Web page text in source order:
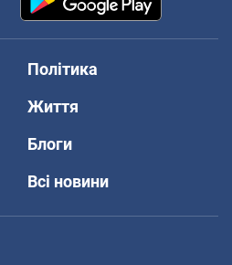
Політика
Життя
Блоги
Всі новини